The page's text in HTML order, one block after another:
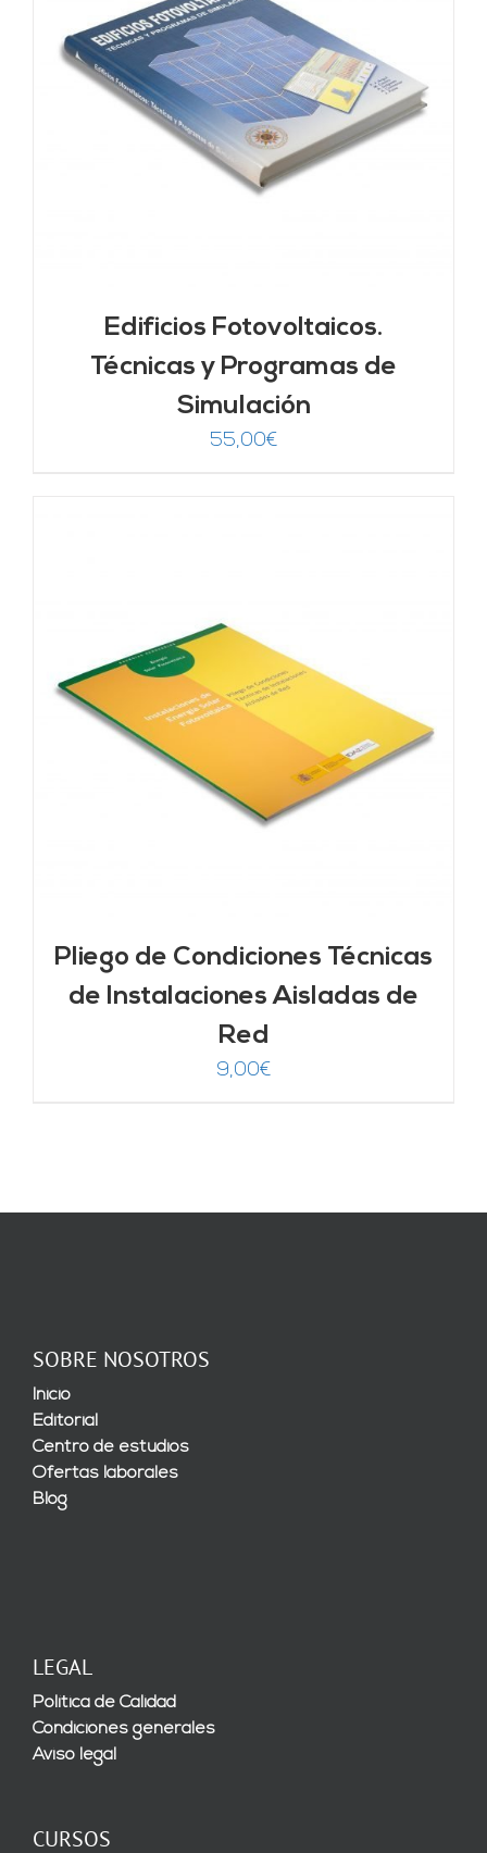
Edificios Fotovoltaicos.
Técnicas y Programas de
Simulación
55,00€
Pliego de Condiciones Técnicas
de Instalaciones Aisladas de
Red
9,00€
SOBRE NOSOTROS
Inicio
Editorial
Centro de estudios
Ofertas laborales
Blog
LEGAL
Política de Calidad
Condiciones generales
Aviso legal
CURSOS